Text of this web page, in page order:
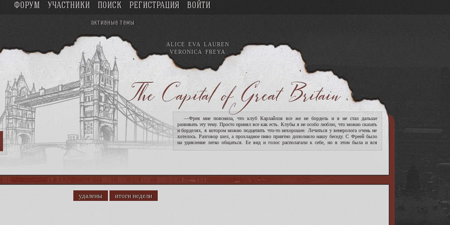
ALICE EVA LAUREN
VERONICA
FREYA
—Фрея мне пояснила, что клуб Карлайлов все же не бордель и я не стал дальше
развивать эту тему. Просто принял все как есть. Клубы я не особо люблю, что можно сказать
и борделях, в котором можно подцепить что-то нехорошее. Лечиться у венеролога очень не
хотелось. Разговор шел, а прохладное пиво приятно дополняло нашу беседу. С Фреей было
на удивление легко общаться. Ее вид и голос располагали к себе, но в этом была и вся
ФОРУМ УЧАСТНИКИ ПОИСК РЕГИСТРАЦИЯ ВОЙТИ
активные темы
удалены итоги недели